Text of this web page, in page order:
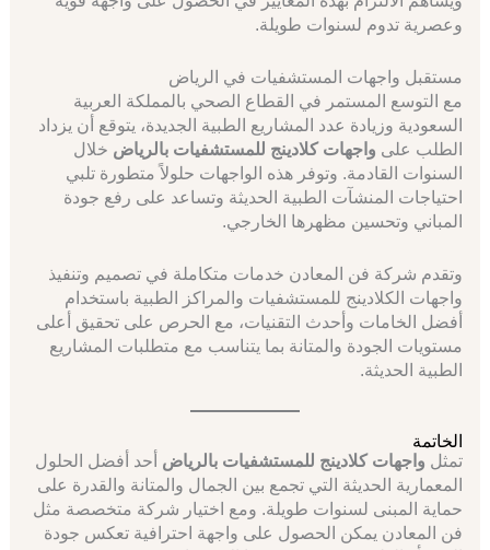
وعصرية تدوم لسنوات طويلة.
مستقبل واجهات المستشفيات في الرياض
مع التوسع المستمر في القطاع الصحي بالمملكة العربية
السعودية وزيادة عدد المشاريع الطبية الجديدة، يتوقع أن يزداد
الطلب على واجهات كلادينج للمستشفيات بالرياض خلال
السنوات القادمة. وتوفر هذه الواجهات حلولاً متطورة تلبي
احتياجات المنشآت الطبية الحديثة وتساعد على رفع جودة
المباني وتحسين مظهرها الخارجي.
وتقدم شركة فن المعادن خدمات متكاملة في تصميم وتنفيذ
واجهات الكلادينج للمستشفيات والمراكز الطبية باستخدام
أفضل الخامات وأحدث التقنيات، مع الحرص على تحقيق أعلى
مستويات الجودة والمتانة بما يتناسب مع متطلبات المشاريع
الطبية الحديثة.
الخاتمة
تمثل واجهات كلادينج للمستشفيات بالرياض أحد أفضل الحلول
المعمارية الحديثة التي تجمع بين الجمال والمتانة والقدرة على
حماية المبنى لسنوات طويلة. ومع اختيار شركة متخصصة مثل
فن المعادن يمكن الحصول على واجهة احترافية تعكس جودة